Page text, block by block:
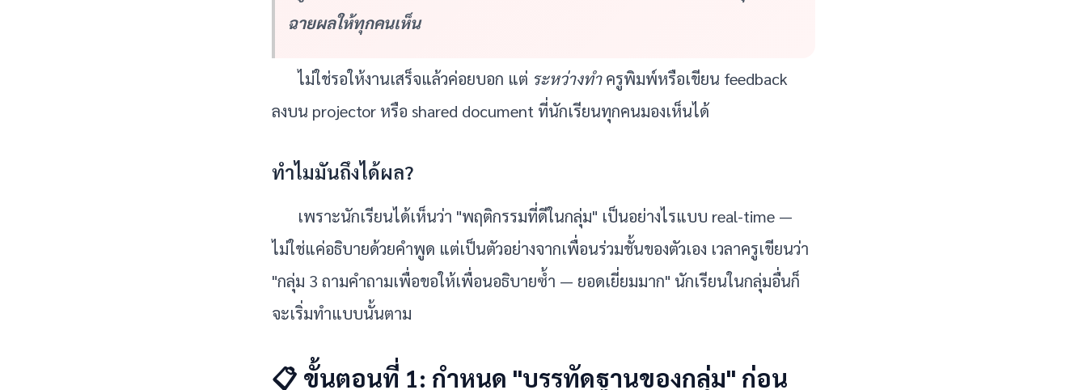
ฉายผลให้ทุกคนเห็น
ไม่ใช่รอให้งานเสร็จแล้วค่อยบอก แต่ ระหว่างทำ ครูพิมพ์หรือเขียน feedback
ลงบน projector หรือ shared document ที่นักเรียนทุกคนมองเห็นได้
ทำไมมันถึงได้ผล?
เพราะนักเรียนได้เห็นว่า "พฤติกรรมที่ดีในกลุ่ม" เป็นอย่างไรแบบ real-time —
ไม่ใช่แค่อธิบายด้วยคำพูด แต่เป็นตัวอย่างจากเพื่อนร่วมชั้นของตัวเอง เวลาครูเขียนว่า
"กลุ่ม 3 ถามคำถามเพื่อขอให้เพื่อนอธิบายซ้ำ — ยอดเยี่ยมมาก" นักเรียนในกลุ่มอื่นก็
จะเริ่มทำแบบนั้นตาม
📋 ขั้นตอนที่ 1: กำหนด "บรรทัดฐานของกลุ่ม" ก่อน